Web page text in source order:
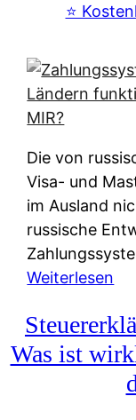
-
l
t
n
a
t
i
v
e
&
f
r
⭐️
Die von
Visa- und
im Ausland
russische
Weiterlesen
a
h
Was ist